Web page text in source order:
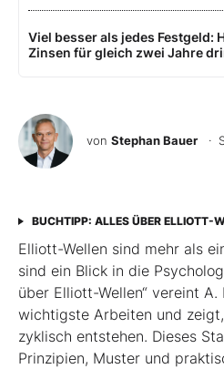
Viel besser als jedes Festgeld:
Zinsen für gleich zwei Jahre
von Stephan Bauer ·
BUCHTIPP: ALLES ÜBER ELLIOTT-
Elliott-Wellen sind mehr als
sind ein Blick in die
über Elliott-Wellen“ vereint
wichtigste Arbeiten und
zyklisch entstehen. Dieses
Prinzipien, Muster und